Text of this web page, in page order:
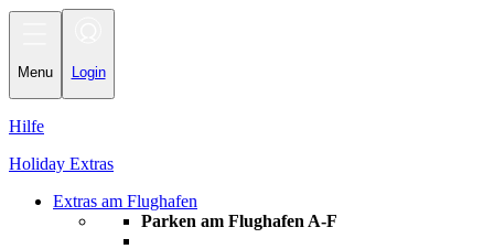
Menu Login
Hilfe
Holiday Extras
Extras am Flughafen
Parken am Flughafen A-F